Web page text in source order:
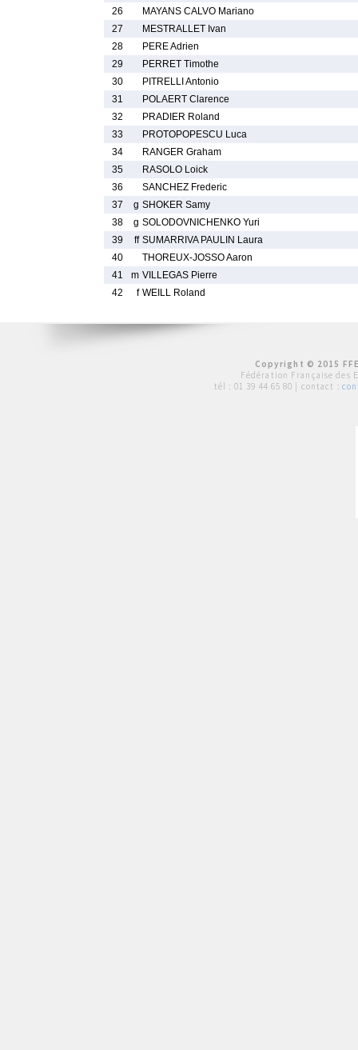
26
MAYANS CALVO Mariano
27
MESTRALLET Ivan
28
PERE Adrien
29
PERRET Timothe
30
PITRELLI Antonio
31
POLAERT Clarence
32
PRADIER Roland
33
PROTOPOPESCU Luca
34
RANGER Graham
35
RASOLO Loick
36
SANCHEZ Frederic
37
g SHOKER Samy
38
g SOLODOVNICHENKO Yuri
39
ff SUMARRIVA PAULIN Laura
40
THOREUX-JOSSO Aaron
41
m VILLEGAS Pierre
42
f WEILL Roland
Copyright © 2015
Fédération Française des
tél : 01 39 44 65 80 | contact :